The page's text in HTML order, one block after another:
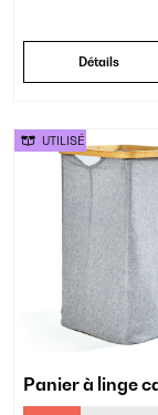
Détails
Panier à linge
UTILISÉ